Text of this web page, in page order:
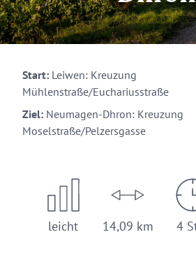
Start: Leiwen: Kreuzung
Mühlenstraße/Euchariusstraße
Ziel: Neumagen-Dhron: Kreuzung
Moselstraße/Pelzersgasse
leicht 14,09 km 4